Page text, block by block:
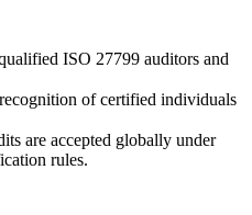
ISO 27799 auditors and
of certified individuals
are accepted globally under
rules.